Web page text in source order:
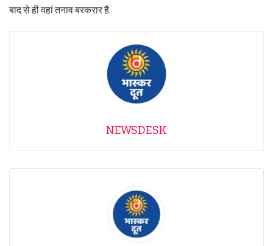
बाद से ही वहां तनाव बरकरार है.
NEWSDESK